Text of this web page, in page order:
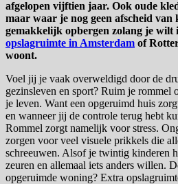
afgelopen vijftien jaar. Ook oude
maar waar je nog geen afscheid van
gemakkelijk opbergen zolang je wilt
opslagruimte in Amsterdam of
woont.
Voel jij je vaak overweldigd door de
gezinsleven en sport? Ruim je rommel
je leven. Want een opgeruimd huis
en wanneer jij de controle terug hebt
Rommel zorgt namelijk voor stress.
zorgen voor veel visuele prikkels die
schreeuwen. Alsof je twintig kinderen
zeuren en allemaal iets anders willen.
opgeruimde woning? Extra